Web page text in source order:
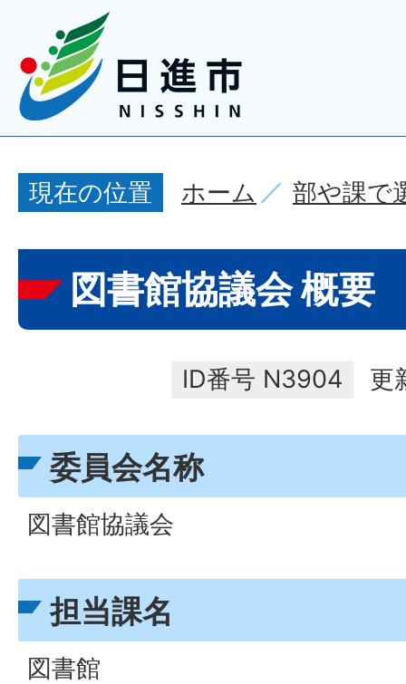
現在の位置 ホーム 部や課で
図書館協議会 概要
ID番号 N3904 更
委員会名称
図書館協議会
担当課名
図書館